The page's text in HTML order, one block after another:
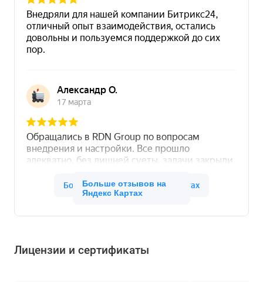
Больше отзывов на
Яндекс Картах
Лицензии и сертификаты